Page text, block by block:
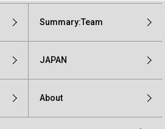
Summary:Team
JAPAN
About